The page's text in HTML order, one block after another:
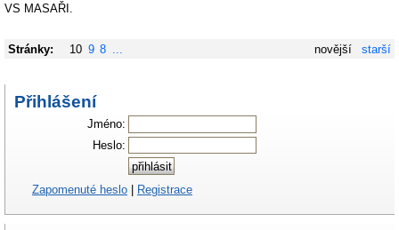
VS MASAŘI.
novější starší
Stránky: 10 9 8
Přihlášení
Jméno:
Heslo:
Zapomenuté heslo Registrace